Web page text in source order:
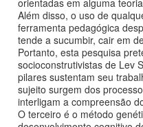
Além disso, o uso de
ferramenta pedagógica
tende a sucumbir, cair em
Portanto, esta pesquisa
socioconstrutivistas de Lev
pilares sustentam seu
sujeito surgem dos
interligam a compreensão
O terceiro é o método